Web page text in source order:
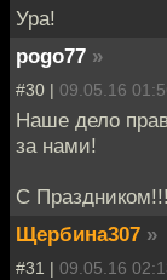
Ура!
pogo77 »
#30 | 09.05.16
Наше дело
за нами!
С Праздником!!!
Щербина307 »
#31 | 09.05.16